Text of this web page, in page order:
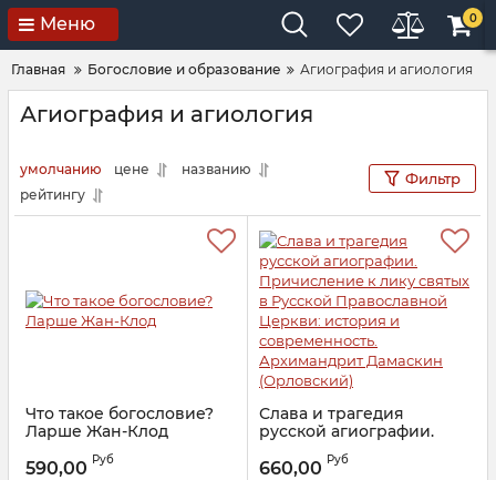
Меню 0
Главная Богословие и образование Агиография и агиология
Агиография и агиология
умолчанию цене
названию
рейтингу
Фильтр
Что такое богословие?
Ларше Жан-Клод
25979
590,00 Руб
Слава и трагедия
русской агиографии.
Причисление к лику
святых в Русской
660,00 Руб